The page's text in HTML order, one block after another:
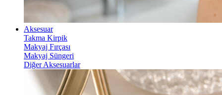
Aksesuar
Takma Kirpik
Makyaj Fırçası
Makyaj Süngeri
Diğer Aksesuarlar